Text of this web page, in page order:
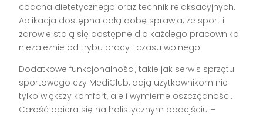
coacha dietetycznego oraz technik relaksacyjnych.
Aplikacja dostępna całą dobę sprawia, że sport i
zdrowie stają się dostępne dla każdego pracownika
niezależnie od trybu pracy i czasu wolnego.
Dodatkowe funkcjonalności, takie jak serwis sprzętu
sportowego czy MediClub, dają użytkownikom nie
tylko większy komfort, ale i wymierne oszczędności.
Całość opiera się na holistycznym podejściu –